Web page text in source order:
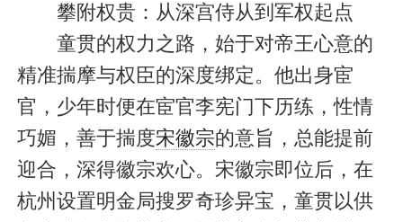
攀附权贵：从深宫侍从到军权起点
童贯的权力之路，始于对帝王心意的
精准揣摩与权臣的深度绑定。他出身宦
官，少年时便在宦官李宪门下历练，性情
巧媚，善于揣度宋徽宗的意旨，总能提前
迎合，深得徽宗欢心。宋徽宗即位后，在
杭州设置明金局搜罗奇珍异宝，童贯以供